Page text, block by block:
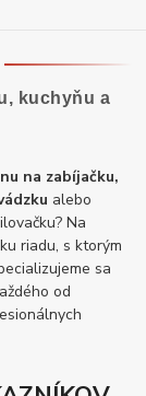
kuchyňu a
na zabíjačku,
alebo
Na
riadu, s ktorým
sa
od